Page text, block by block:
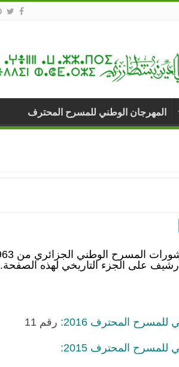
المهرجان الوطني للمسرح المحترف
على الجزء التاريخي لهذه الصفحة.
المحترف 2016: رقم 11
المحترف 2015: